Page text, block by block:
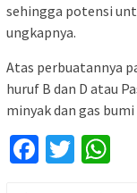
sehingga potensi
ungkapnya.
Atas perbuatannya
huruf B dan D atau
minyak dan gas bumi
Facebook